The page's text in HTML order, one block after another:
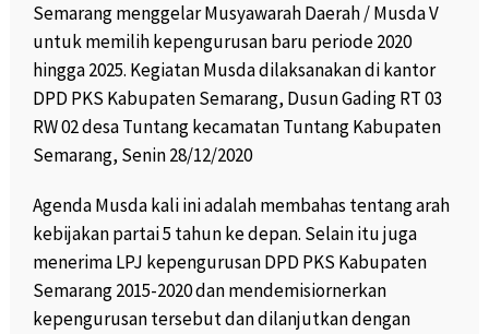
Semarang menggelar Musyawarah Daerah / Musda V
untuk memilih kepengurusan baru periode 2020
hingga 2025. Kegiatan Musda dilaksanakan di kantor
DPD PKS Kabupaten Semarang, Dusun Gading RT 03
RW 02 desa Tuntang kecamatan Tuntang Kabupaten
Semarang, Senin 28/12/2020
Agenda Musda kali ini adalah membahas tentang arah
kebijakan partai 5 tahun ke depan. Selain itu juga
menerima LPJ kepengurusan DPD PKS Kabupaten
Semarang 2015-2020 dan mendemisiornerkan
kepengurusan tersebut dan dilanjutkan dengan